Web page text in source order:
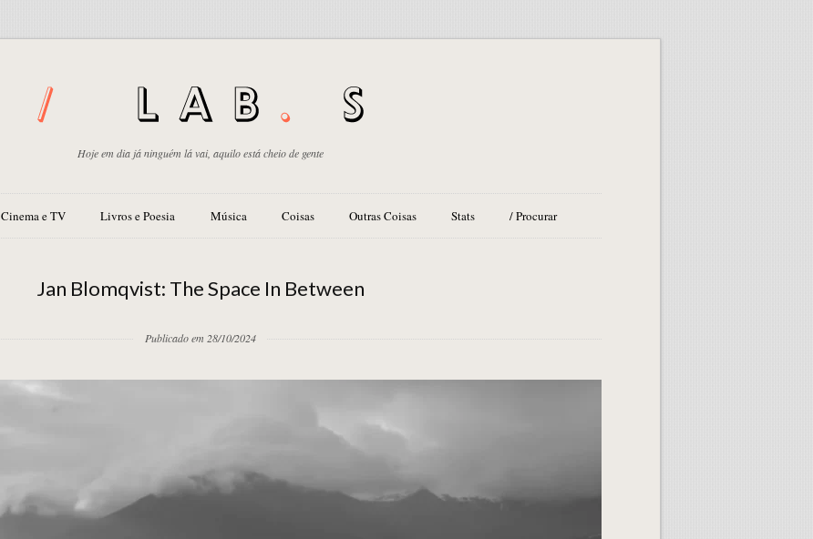
Hoje em dia já ninguém lá vai, aquilo está cheio de gente
Cinema e TV Livros e Poesia Música Coisas Outras Coisas Stats / Procurar
Jan Blomqvist: The Space In Between
Publicado em 28/10/2024